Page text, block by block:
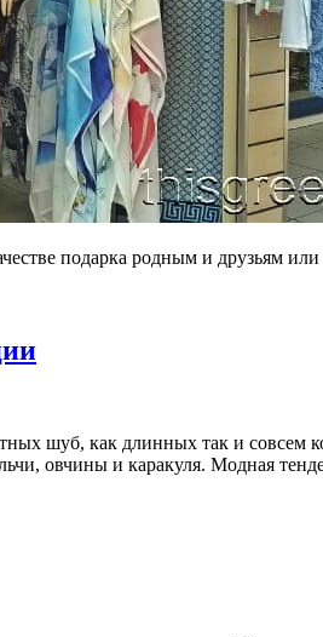
подарка родным и друзьям или
шуб, как длинных так и совсем
овчины и каракуля. Модная